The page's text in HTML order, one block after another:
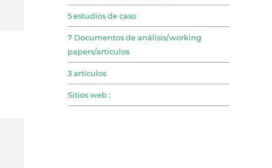
5 estudios de caso
7 Documentos de análisis/working
papers/articulos
3 artículos
Sitios web :